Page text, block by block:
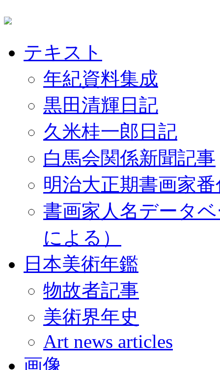
テキスト
年紀資料集成
黒田清輝日記
久米桂一郎日記
白馬会関係新聞記事
明治大正期書画家
書画家人名データ
による）
日本美術年鑑
物故者記事
美術界年史
Art news articles
画像